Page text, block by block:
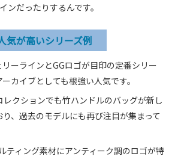
ンだったりするんです。
気が高いシリーズ例
リーラインとGGロゴが目印の定番シリー
カイブとしても根強い人気です。
レクションでも竹ハンドルのバッグが新し
、過去のモデルにも再び注目が集まって
ティング素材にアンティーク調のロゴが特